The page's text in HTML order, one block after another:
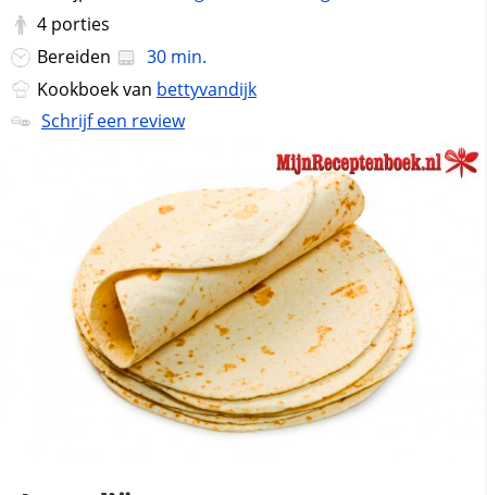
4 porties
Bereiden
30 min.
Kookboek van bettyvandijk
Schrijf een review